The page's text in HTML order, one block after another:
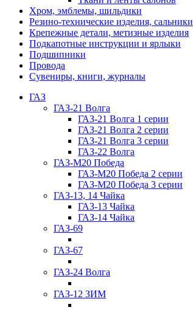
Хром, эмблемы, шильдики
Резино-технические изделия, сальники
Крепежные детали, метизные изделия
Подкапотные инструкции и ярлыки
Подшипники
Провода
Сувениры, книги, журналы
ГАЗ
ГАЗ-21 Волга
ГАЗ-21 Волга 1 серии
ГАЗ-21 Волга 2 серии
ГАЗ-21 Волга 3 серии
ГАЗ-22 Волга
ГАЗ-М20 Победа
ГАЗ-М20 Победа 2 серии
ГАЗ-М20 Победа 3 серии
ГАЗ-13, 14 Чайка
ГАЗ-13 Чайка
ГАЗ-14 Чайка
ГАЗ-69
ГАЗ-67
ГАЗ-24 Волга
ГАЗ-12 ЗИМ